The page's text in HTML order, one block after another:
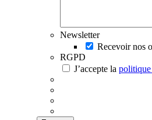
Newsletter
Recevoir nos
RGPD
J’accepte la politique